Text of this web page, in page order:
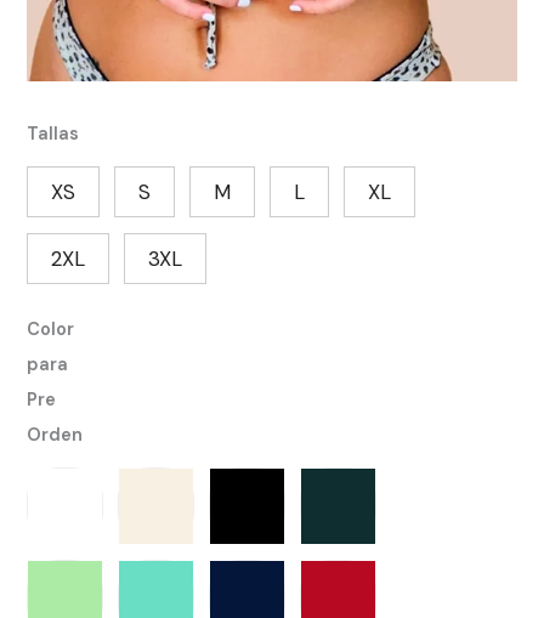
Tallas
XS S M L XL
2XL 3XL
Color
para
Pre
Orden